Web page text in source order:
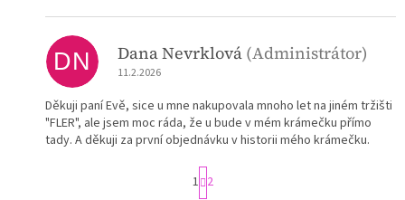
DN Dana Nevrklová (Administrátor)
11.2.2026
Děkuji paní Evě, sice u mne nakupovala mnoho let na jiném tržišti
"FLER", ale jsem moc ráda, že u bude v mém krámečku přímo
tady. A děkuji za první objednávku v historii mého krámečku.
S
t
1 2